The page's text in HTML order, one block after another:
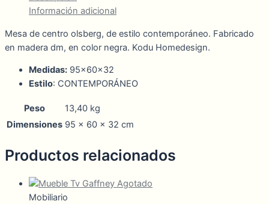
Información adicional
Mesa de centro olsberg, de estilo contemporáneo. Fabricado
en madera dm, en color negra. Kodu Homedesign.
Medidas: 95x60x32
Estilo: CONTEMPORÁNEO
Peso
13,40 kg
Dimensiones 95 × 60 × 32 cm
Productos relacionados
Agotado
Mobiliario